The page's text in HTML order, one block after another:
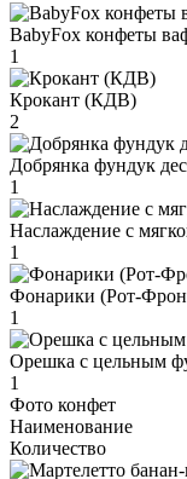
BabyFox конфеты
1
Крокант (КДВ)
2
Добрянка фундук
1
Наслаждение с
1
Фонарики (Рот-
1
Орешка с цельным
1
Фото конфет
Наименование
Количество